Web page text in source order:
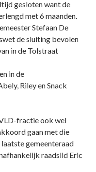
gesloten want de
met 6 maanden.
Stefaan De
de sluiting bevolen
in de Tolstraat
in de
Riley en Snack
VLD-fractie ook wel
gaan met die
gemeenteraad
raadslid Eric